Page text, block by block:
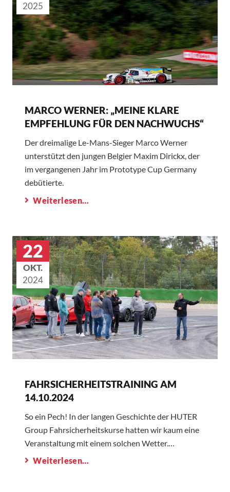
2025
MARCO WERNER: „MEINE KLARE
EMPFEHLUNG FÜR DEN NACHWUCHS“
Der dreimalige Le-Mans-Sieger Marco Werner
unterstützt den jungen Belgier Maxim Dirickx, der
im vergangenen Jahr im Prototype Cup Germany
debütierte.
Weiterlesen…
22
OKT.
2024
FAHRSICHERHEITSTRAINING AM
14.10.2024
So ein Pech! In der langen Geschichte der HUTER
Group Fahrsicherheitskurse hatten wir kaum eine
Veranstaltung mit einem solchen Wetter.…
Weiterlesen…